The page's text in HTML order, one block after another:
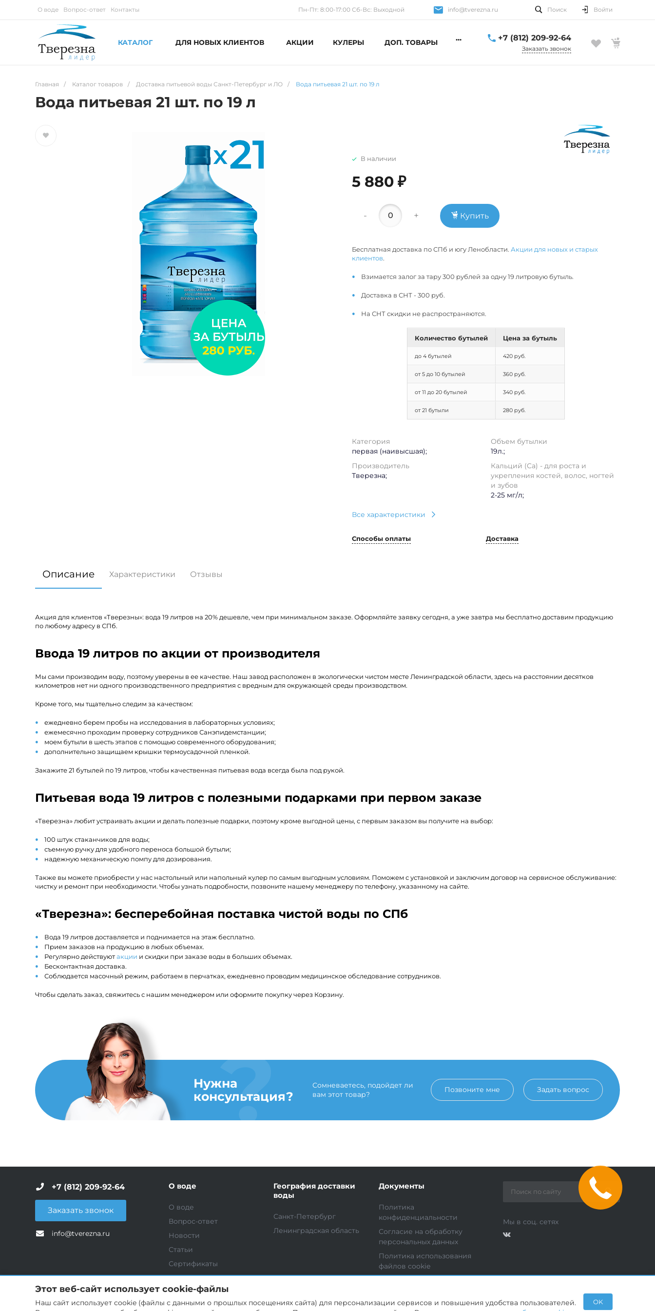
О воде Вопрос-ответ Контакты Пн-Пт: 8:00-17:00 Сб-Вс: Выходной info@tverezna.ru Поиск Войти
КАТАЛОГ ДЛЯ НОВЫХ КЛИЕНТОВ АКЦИИ КУЛЕРЫ ДОП. ТОВАРЫ ... +7 (812) 209-92-64
Заказать звонок
Главная / Каталог товаров / Доставка питьевой воды Санкт-Петербург и ЛО / Вода питьевая 21 шт. по 19 л
Вода питьевая 21 шт. по 19 л
В наличии
5 880 ₽
- + Купить
Бесплатная доставка по СПб и югу Ленобласти. Акции для новых и старых
клиентов.
Взимается залог за тару 300 рублей за одну 19 литровую бутыль.
Доставка в СНТ - 300 руб.
На СНТ скидки не распространяются.
Количество бутылей Цена за бутыль
до 4 бутылей 420 руб.
от 5 до 10 бутылей 360 руб.
от 11 до 20 бутылей 340 руб.
от 21 бутыли 280 руб.
Категория
первая (наивысшая);
Объем бутылки
19л.;
Производитель
Тверезна;
Кальций (Ca) - для роста и
укрепления костей, волос, ногтей
и зубов
2-25 мг/л;
Все характеристики
Способы оплаты Доставка
Описание Характеристики Отзывы
Акция для клиентов «Тверезны»: вода 19 литров на 20% дешевле, чем при минимальном заказе. Оформляйте заявку сегодня, а уже завтра мы бесплатно доставим продукцию
по любому адресу в СПб.
Ввода 19 литров по акции от производителя
Мы сами производим воду, поэтому уверены в ее качестве. Наш завод расположен в экологически чистом месте Ленинградской области, здесь на расстоянии десятков
километров нет ни одного производственного предприятия с вредным для окружающей среды производством.
Кроме того, мы тщательно следим за качеством:
ежедневно берем пробы на исследования в лабораторных условиях;
ежемесячно проходим проверку сотрудников Санэпидемстанции;
моем бутыли в шесть этапов с помощью современного оборудования;
дополнительно защищаем крышки термоусадочной пленкой.
Закажите 21 бутылей по 19 литров, чтобы качественная питьевая вода всегда была под рукой.
Питьевая вода 19 литров с полезными подарками при первом заказе
«Тверезна» любит устраивать акции и делать полезные подарки, поэтому кроме выгодной цены, с первым заказом вы получите на выбор:
100 штук стаканчиков для воды;
съемную ручку для удобного переноса большой бутыли;
надежную механическую помпу для дозирования.
Также вы можете приобрести у нас настольный или напольный кулер по самым выгодным условиям. Поможем с установкой и заключим договор на сервисное обслуживание:
чистку и ремонт при необходимости. Чтобы узнать подробности, позвоните нашему менеджеру по телефону, указанному на сайте.
«Тверезна»: бесперебойная поставка чистой воды по СПб
Вода 19 литров доставляется и поднимается на этаж бесплатно.
Прием заказов на продукцию в любых объемах.
Регулярно действуютакции и скидки при заказе воды в больших объемах.
Бесконтактная доставка.
Соблюдается масочный режим, работаем в перчатках, ежедневно проводим медицинское обследование сотрудников.
Чтобы сделать заказ, свяжитесь с нашим менеджером или оформите покупку через Корзину.
Нужна
консультация?
Сомневаетесь, подойдет ли
вам этот товар?
Позвоните мне Задать вопрос
+7 (812) 209-92-64
Заказать звонок
info@tverezna.ru
О воде
О воде
Вопрос-ответ
Новости
Статьи
Сертификаты
Услуги
География доставки
воды
Санкт-Петербург
Ленинградская область
Документы
Политика
конфиденциальности
Согласие на обработку
персональных данных
Политика использования
файлов cookie
Мы в соц. сетях
Этот веб-сайт использует cookie-файлы
Наш сайт использует cookie (файлы с данными о прошлых посещениях сайта) для персонализации сервисов и повышения удобства пользователей.
OK